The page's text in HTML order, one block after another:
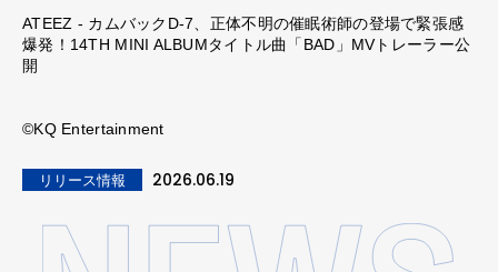
ATEEZ - カムバックD-7、正体不明の催眠術師の登場で緊張感
爆発！14TH MINI ALBUMタイトル曲「BAD」MVトレーラー公
開
©KQ Entertainment
リリース情報 2026.06.19